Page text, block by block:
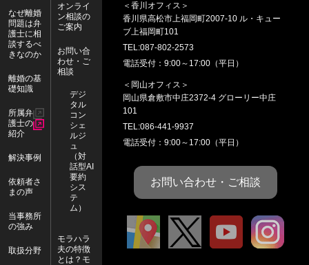
＜香川オフィス＞
香川県高松市上福岡町2007-10 ル・キュー
ブ上福岡町101
TEL:087-802-2573
電話受付：9:00～17:00（平日）
＜岡山オフィス＞
岡山県倉敷市中庄2372-4 グローリー中庄
101
TEL:086-441-9937
電話受付：9:00～17:00（平日）
お問い合わせ・ご相談
ア
ク
X
Y
o
I
n
なぜ離婚
問題は弁
護士に相
談するべ
きなのか
離婚の基
礎知識
所属弁
護士の
紹介
解決事例
依頼者さ
まの声
当事務所
の強み
取扱分野
オンライ
ン相談の
ご案内
お問い合
わせ・ご
相談
デジ
タル
コン
シェ
ルジ
ュ
（対
話型AI
要約
シス
テ
ム）
モラハラ
夫の特徴
とは？モ